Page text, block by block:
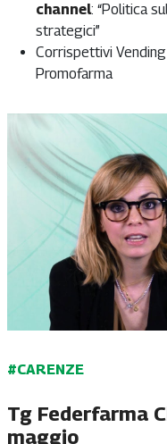
channel: “Politica
strategici”
Corrispettivi Vending
Promofarma
#CARENZE
Tg Federfarma
maggio